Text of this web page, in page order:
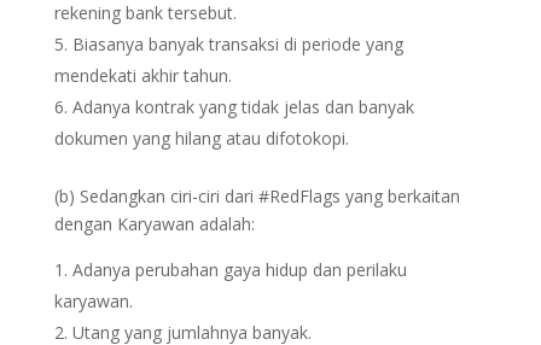
rekening bank tersebut.
Biasanya banyak transaksi di periode yang
mendekati akhir tahun.
Adanya kontrak yang tidak jelas dan banyak
dokumen yang hilang atau difotokopi.
(b) Sedangkan ciri-ciri dari #RedFlags yang berkaitan
dengan Karyawan adalah:
Adanya perubahan gaya hidup dan perilaku
karyawan.
Utang yang jumlahnya banyak.